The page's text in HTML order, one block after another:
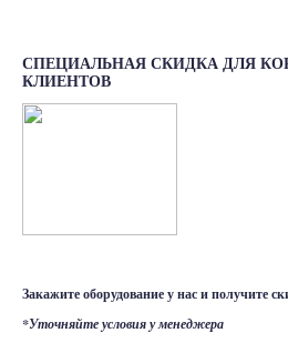
СПЕЦИАЛЬНАЯ СКИДКА ДЛЯ
КЛИЕНТОВ
Закажите оборудование у нас и получите
*Уточняйте условия у менеджера